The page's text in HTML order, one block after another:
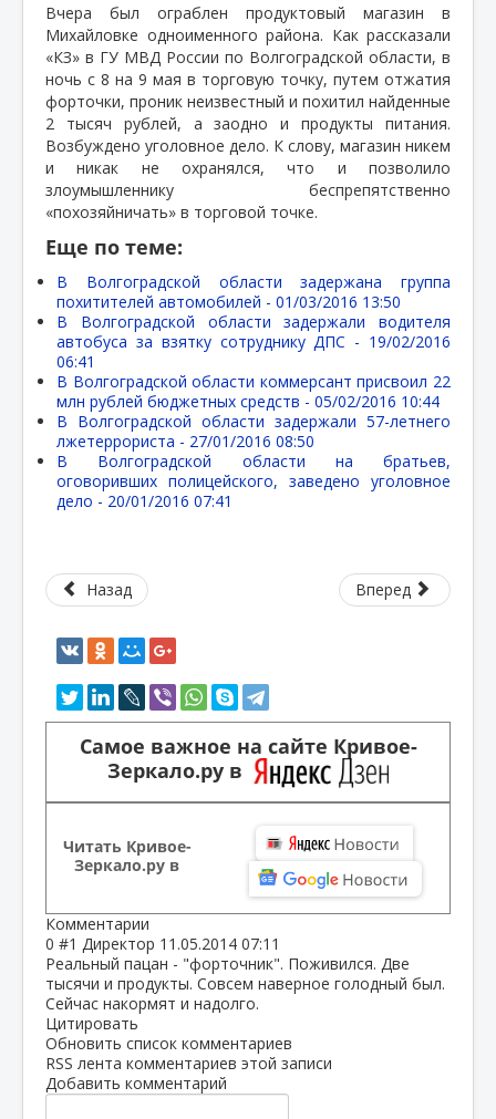
Вчера был ограблен продуктовый магазин в
Михайловке одноименного района. Как рассказали
«КЗ» в ГУ МВД России по Волгоградской области, в
ночь с 8 на 9 мая в торговую точку, путем отжатия
форточки, проник неизвестный и похитил найденные
2 тысяч рублей, а заодно и продукты питания.
Возбуждено уголовное дело. К слову, магазин никем
и никак не охранялся, что и позволило
злоумышленнику беспрепятственно
«похозяйничать» в торговой точке.
Еще по теме:
В Волгоградской области задержана группа
похитителей автомобилей - 01/03/2016 13:50
В Волгоградской области задержали водителя
автобуса за взятку сотруднику ДПС - 19/02/2016
06:41
В Волгоградской области коммерсант присвоил 22
млн рублей бюджетных средств - 05/02/2016 10:44
В Волгоградской области задержали 57-летнего
лжетеррориста - 27/01/2016 08:50
В Волгоградской области на братьев,
оговоривших полицейского, заведено уголовное
дело - 20/01/2016 07:41
Назад Вперед
Самое важное на сайте Кривое-
Зеркало.ру в
Читать Кривое-
Зеркало.ру в
Комментарии
0 #1 Директор 11.05.2014 07:11
Реальный пацан - "форточник". Поживился. Две
тысячи и продукты. Совсем наверное голодный был.
Сейчас накормят и надолго.
Цитировать
Обновить список комментариев
RSS лента комментариев этой записи
Добавить комментарий